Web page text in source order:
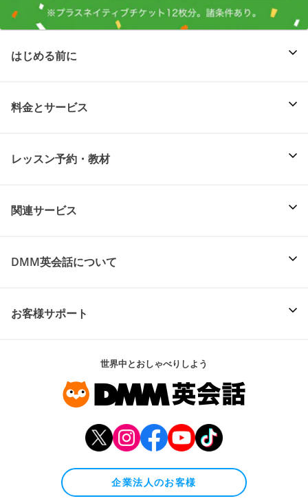
はじめる前に
料金とサービス
レッスン予約・教材
関連サービス
DMM英会話について
お客様サポート
世界中とおしゃべりしよう
企業法人のお客様